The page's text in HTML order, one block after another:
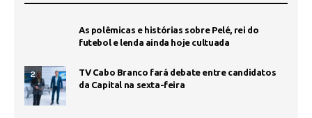
As polêmicas e histórias sobre Pelé, rei do
futebol e lenda ainda hoje cultuada
2
TV Cabo Branco fará debate entre candidatos
da Capital na sexta-feira